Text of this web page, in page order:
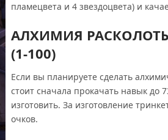
пламецвета и 4 звездоцвета) и
АЛХИМИЯ
(1-100)
Если вы планируете сделать
стоит сначала прокачать навык до
изготовить. За изготовление
очков.